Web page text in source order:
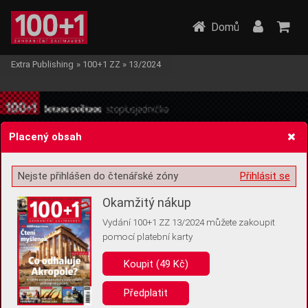
Žádost o souhlas s ukládáním volitelných informací
Pro základní fungování webu nepotřebujeme ukládat žádné informace
(tzv. cookies apod.). Rádi bychom vás ale požádali o souhlas s
uložením volitelných informací:
Anonymní unikátní ID
Domů
Extra Publishing » 100+1 ZZ » 13/2024
Placený obsah
Přihlásit se
Nejste přihlášen do čtenářské zóny
Okamžitý nákup
Vydání 100+1 ZZ 13/2024 můžete zakoupit
pomocí platební karty
Koupit (49 Kč)
Předplatit